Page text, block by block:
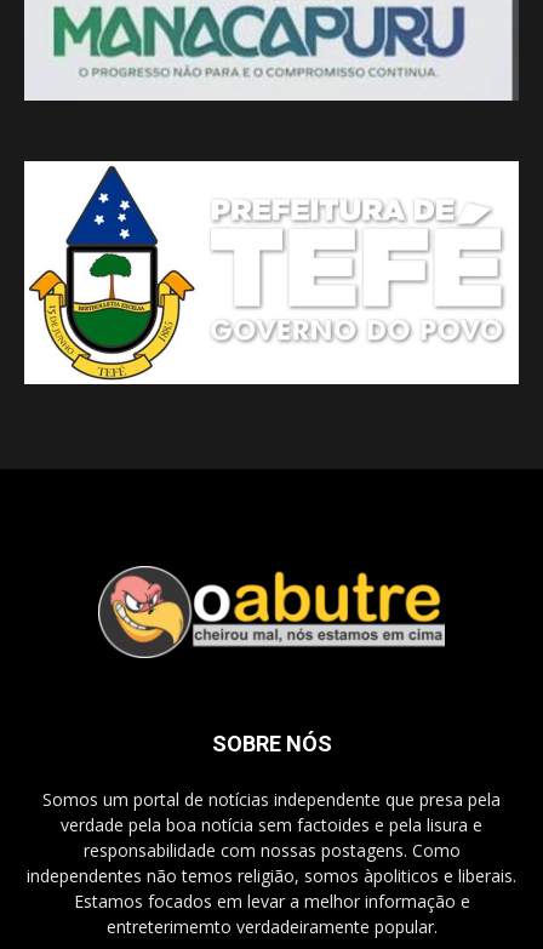
SOBRE NÓS
Somos um portal de notícias independente que presa pela
verdade pela boa notícia sem factoides e pela lisura e
responsabilidade com nossas postagens. Como
independentes não temos religião, somos àpoliticos e liberais.
Estamos focados em levar a melhor informação e
entreterimemto verdadeiramente popular.